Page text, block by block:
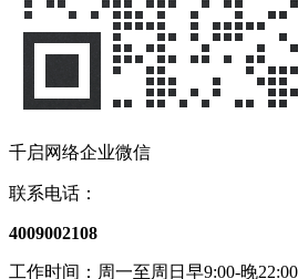
千启网络企业微信
联系电话：
4009002108
工作时间：周一至周日早9:00-晚22:00